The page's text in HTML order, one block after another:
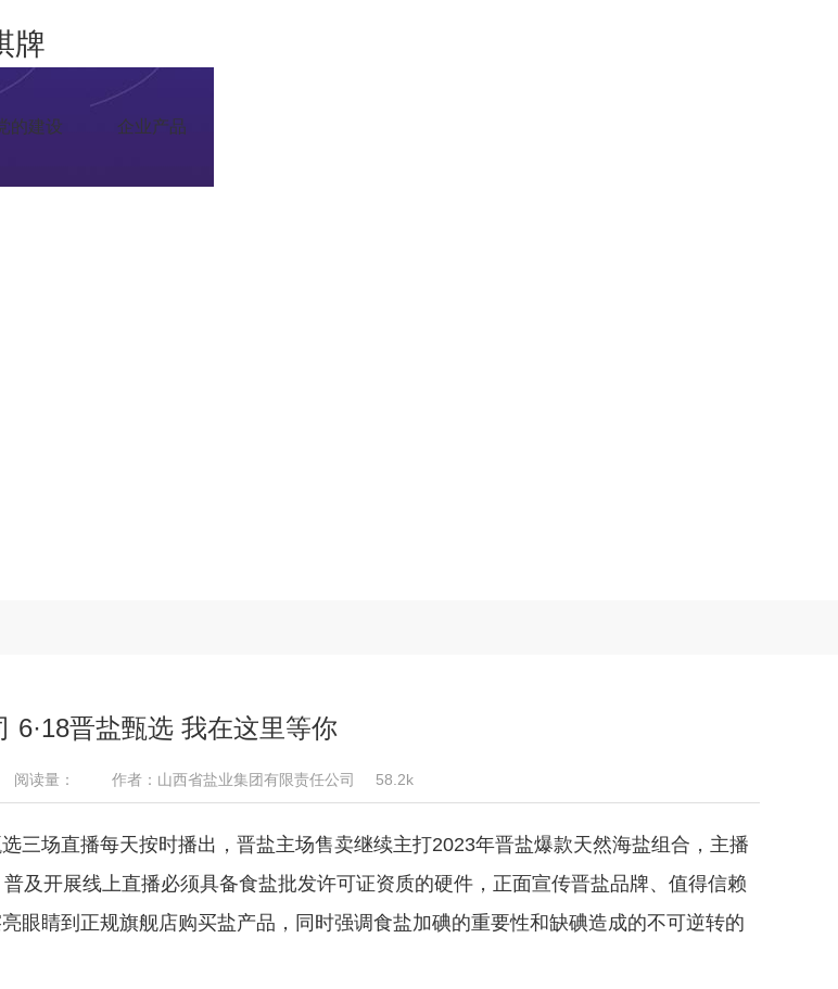
牌
的建设 企业产品
6·18晋盐甄选 我在这里等你
阅读量： 作者：山西省盐业集团有限责任公司 58.2k
场直播每天按时播出，晋盐主场售卖继续主打2023年晋盐爆款天然海盐组合，主播
及开展线上直播必须具备食盐批发许可证资质的硬件，正面宣传晋盐品牌、值得信赖
眼睛到正规旗舰店购买盐产品，同时强调食盐加碘的重要性和缺碘造成的不可逆转的